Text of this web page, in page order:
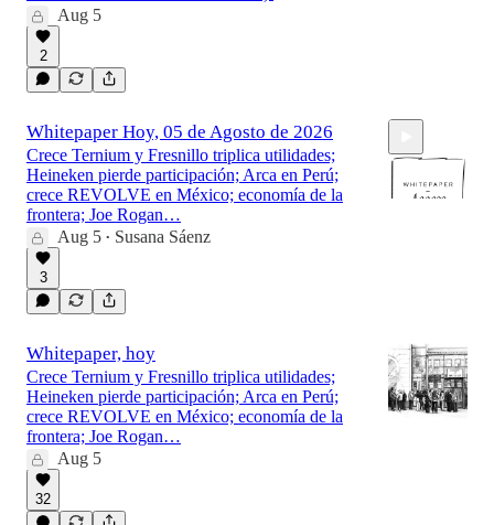
Aug 5
2
Whitepaper Hoy, 05 de Agosto de 2026
Crece Ternium y Fresnillo triplica utilidades;
Heineken pierde participación; Arca en Perú;
crece REVOLVE en México; economía de la
frontera; Joe Rogan…
Aug 5 • Susana Sáenz
3
Whitepaper, hoy
Crece Ternium y Fresnillo triplica utilidades;
Heineken pierde participación; Arca en Perú;
crece REVOLVE en México; economía de la
frontera; Joe Rogan…
Aug 5
32